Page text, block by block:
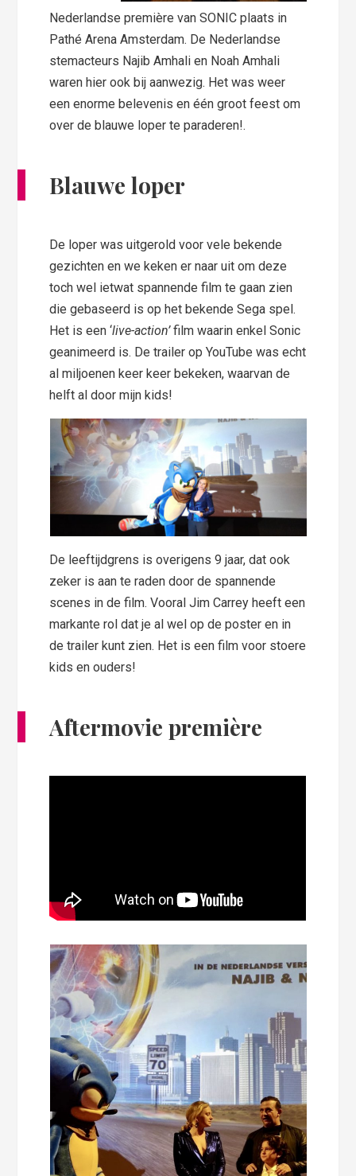
Nederlandse première van SONIC plaats in
Pathé Arena Amsterdam. De Nederlandse
stemacteurs Najib Amhali en Noah Amhali
waren hier ook bij aanwezig. Het was weer
een enorme belevenis en één groot feest om
over de blauwe loper te paraderen!.
Blauwe loper
De loper was uitgerold voor vele bekende
gezichten en we keken er naar uit om deze
toch wel ietwat spannende film te gaan zien
die gebaseerd is op het bekende Sega spel.
Het is een ‘live-action’film waarin enkel Sonic
geanimeerd is. De trailer op YouTube was echt
al miljoenen keer keer bekeken, waarvan de
helft al door mijn kids!
De leeftijdgrens is overigens 9 jaar, dat ook
zeker is aan te raden door de spannende
scenes in de film. Vooral Jim Carrey heeft een
markante rol dat je al wel op de poster en in
de trailer kunt zien. Het is een film voor stoere
kids en ouders!
Aftermovie première